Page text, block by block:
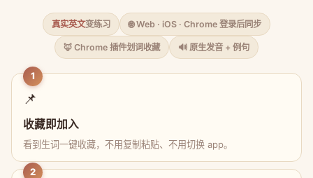
真实英文变练习 🌐 Web · iOS · Chrome 登录后同步
🦊 Chrome 插件划词收藏 🔊 原生发音 + 例句
1
📌
收藏即加入
看到生词一键收藏，不用复制粘贴、不用切换 app。
2